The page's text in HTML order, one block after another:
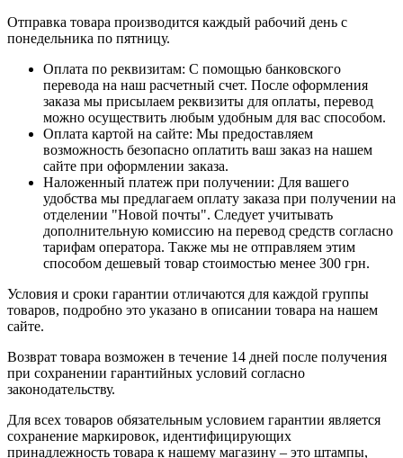
Отправка товара производится каждый рабочий день с
понедельника по пятницу.
Оплата по реквизитам: С помощью банковского
перевода на наш расчетный счет. После оформления
заказа мы присылаем реквизиты для оплаты, перевод
можно осуществить любым удобным для вас способом.
Оплата картой на сайте: Мы предоставляем
возможность безопасно оплатить ваш заказ на нашем
сайте при оформлении заказа.
Наложенный платеж при получении: Для вашего
удобства мы предлагаем оплату заказа при получении на
отделении "Новой почты". Следует учитывать
дополнительную комиссию на перевод средств согласно
тарифам оператора. Также мы не отправляем этим
способом дешевый товар стоимостью менее 300 грн.
Условия и сроки гарантии отличаются для каждой группы
товаров, подробно это указано в описании товара на нашем
сайте.
Возврат товара возможен в течение 14 дней после получения
при сохранении гарантийных условий согласно
законодательству.
Для всех товаров обязательным условием гарантии является
сохранение маркировок, идентифицирующих
принадлежность товара к нашему магазину – это штампы,